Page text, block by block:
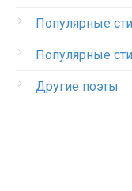
Популярные
Популярные
Другие поэты